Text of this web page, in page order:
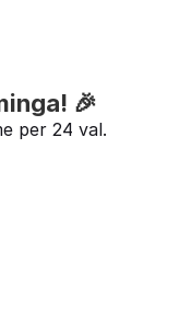
🎉
per 24 val.